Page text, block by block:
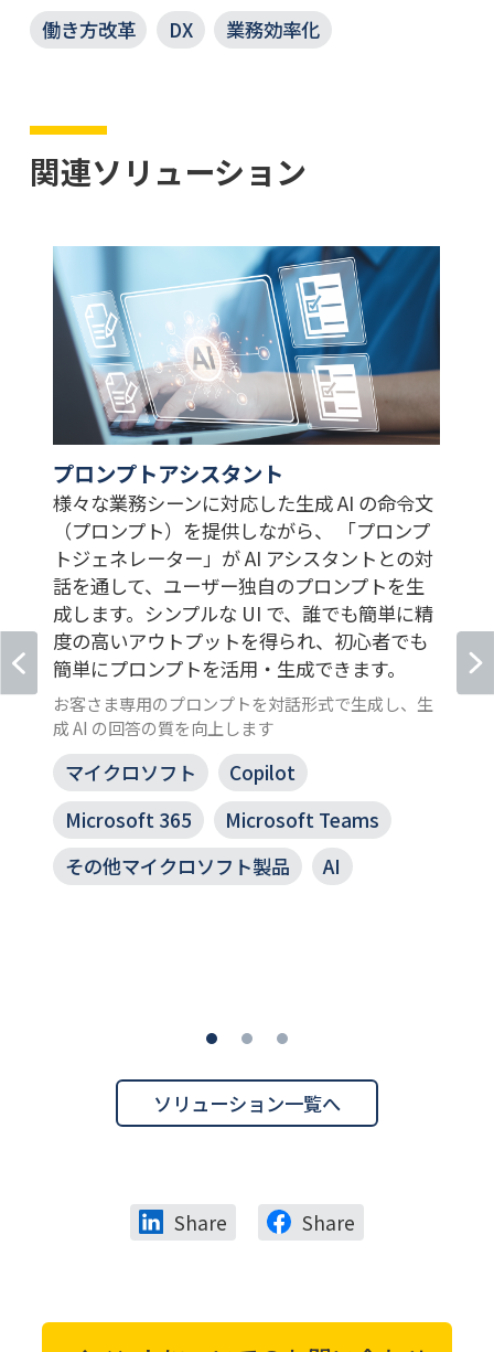
働き方改革
DX 業務効率化
関連ソリューション
プロンプトアシスタント
様々な業務シーンに対応した生成 AI の命令文
（プロンプト）を提供しながら、 「プロンプ
トジェネレーター」が AI アシスタントとの対
話を通して、ユーザー独自のプロンプトを生
成します。シンプルな UI で、誰でも簡単に精
度の高いアウトプットを得られ、初心者でも
簡単にプロンプトを活用・生成できます。
お客さま専用のプロンプトを対話形式で生成し、生
成 AI の回答の質を向上します
マイクロソフト
Copilot
Microsoft 365
Microsoft Teams
その他マイクロソフト製品
AI
ソリューション一覧へ
Share Share